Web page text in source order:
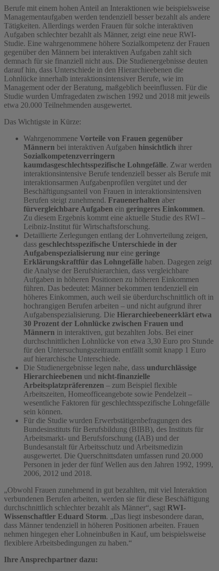
Berufe mit einem hohen Anteil an Interaktionen wie beispielsweise
Managementaufgaben werden tendenziell besser bezahlt als andere
Tätigkeiten. Allerdings werden Frauen für solche interaktiven
Aufgaben schlechter bezahlt als Männer, zeigt eine neue RWI-
Studie. Eine wahrgenommene höhere Sozialkompetenz der Frauen
gegenüber den Männern bei interaktiven Aufgaben zahlt sich
demnach für sie finanziell nicht aus. Die Studienergebnisse deuten
darauf hin, dass Unterschiede in den Hierarchieebenen die
Lohnlücke innerhalb interaktionsintensiver Berufe, wie im
Management oder der Beratung, maßgeblich beeinflussen. Für die
Studie wurden Umfragedaten zwischen 1992 und 2018 mit jeweils
etwa 20.000 Teilnehmenden ausgewertet.
Das Wichtigste in Kürze:
Wahrgenommene Vorteile von Frauen gegenüber
Männern bei interaktiven Aufgaben hinsichtlich ihrer
Sozialkompetenzverringern
kaumdasgeschlechtsspezifische Lohngefälle. Zwar werden
interaktionsintensive Berufe tendenziell besser als Berufe mit
interaktionsarmen Aufgabenprofilen vergütet und der
Beschäftigungsanteil von Frauen in interaktionsintensiven
Berufen steigt zunehmend. Frauenerhalten aber
fürvergleichbare Aufgaben ein geringeres Einkommen.
Zu diesem Ergebnis kommt eine aktuelle Studie des RWI –
Leibniz-Institut für Wirtschaftsforschung.
Detaillierte Zerlegungen entlang der Lohnverteilung zeigen,
dass geschlechtsspezifische Unterschiede in der
Aufgabenspezialisierung nur eine geringe
Erklärungskraftfür das Lohngefälle haben. Dagegen zeigt
die Analyse der Berufshierarchien, dass vergleichbare
Aufgaben in höheren Positionen zu höheren Einkommen
führen. Das bedeutet: Männer bekommen tendenziell ein
höheres Einkommen, auch weil sie überdurchschnittlich oft in
hochrangigen Berufen arbeiten – und nicht aufgrund ihrer
Aufgabenspezialisierung. Die Hierarchieebeneerklärt etwa
30 Prozent der Lohnlücke zwischen Frauen und
Männern in interaktiven, gut bezahlten Jobs. Bei einer
durchschnittlichen Lohnlücke von etwa 3,30 Euro pro Stunde
für den Untersuchungszeitraum entfällt somit knapp 1 Euro
auf hierarchische Unterschiede.
Die Studienergebnisse legen nahe, dass undurchlässige
Hierarchieebenen und nicht-finanzielle
Arbeitsplatzpräferenzen – zum Beispiel flexible
Arbeitszeiten, Homeofficeangebote sowie Pendelzeit –
wesentliche Faktoren für geschlechtsspezifische Lohngefälle
sein können.
Für die Studie wurden Erwerbstätigenbefragungen des
Bundesinstituts für Berufsbildung (BIBB), des Instituts für
Arbeitsmarkt- und Berufsforschung (IAB) und der
Bundesanstalt für Arbeitsschutz und Arbeitsmedizin
ausgewertet. Die Querschnittsdaten umfassen rund 20.000
Personen in jeder der fünf Wellen aus den Jahren 1992, 1999,
2006, 2012 und 2018.
„Obwohl Frauen zunehmend in gut bezahlten, mit viel Interaktion
verbundenen Berufen arbeiten, werden sie für diese Beschäftigung
durchschnittlich schlechter bezahlt als Männer“, sagt RWI-
Wissenschaftler Eduard Storm. „Das liegt insbesondere daran,
dass Männer tendenziell in höheren Positionen arbeiten. Frauen
nehmen hingegen eher Lohneinbußen in Kauf, um beispielsweise
flexiblere Arbeitsbedingungen zu haben.“
Ihre Ansprechpartner dazu: